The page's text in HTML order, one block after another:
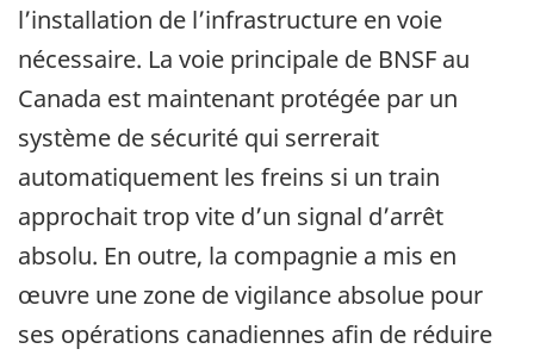
l’installation de l’infrastructure en voie
nécessaire. La voie principale de BNSF au
Canada est maintenant protégée par un
système de sécurité qui serrerait
automatiquement les freins si un train
approchait trop vite d’un signal d’arrêt
absolu. En outre, la compagnie a mis en
œuvre une zone de vigilance absolue pour
ses opérations canadiennes afin de réduire